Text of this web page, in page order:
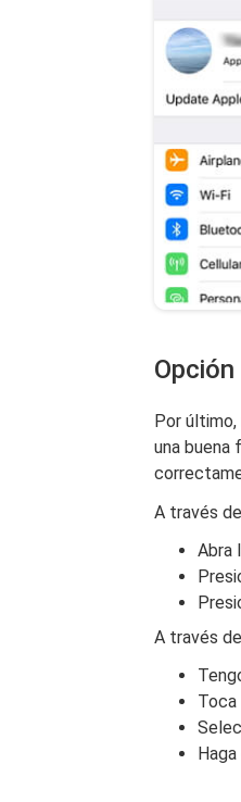
Por
una buena
A través
Abra
A través de
Toca